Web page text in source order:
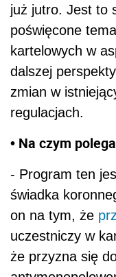
już jutro. Jest to
poświęcone
kartelowych w
dalszej
zmian w
regulacjach.
• Na czym
- Program ten
świadka
on na tym, że
uczestniczy w
że przyzna się